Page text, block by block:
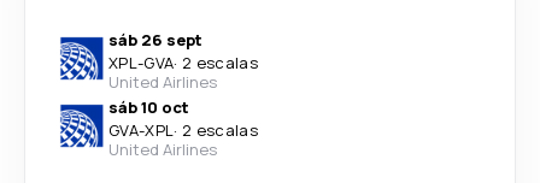
sáb 26 sept
XPL-GVA· 2 escalas
United Airlines
sáb 10 oct
GVA-XPL· 2 escalas
United Airlines